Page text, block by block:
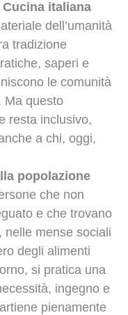
Cucina italiana
dell’umanità
tradizione
saperi e
le comunità
Ma questo
resta inclusivo,
a chi, oggi,
popolazione
che non
e che trovano
nelle mense sociali
degli alimenti
si pratica una
ingegno e
pienamente